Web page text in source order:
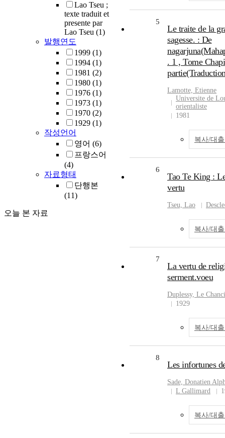
Lao Tseu ;
texte traduit et
presente par
Lao Tseu (1)
발행연도
1999 (1)
1994 (1)
1981 (2)
1980 (1)
1976 (1)
1973 (1)
1970 (2)
1929 (1)
작성언어
영어 (6)
프랑스어
(4)
자료형태
단행본
(11)
오늘 본 자료
5
Le traite de la
sagesse. : De
. 1 , Tome
Lamotte, Etienne
Universite de
orientaliste
1981
복사/대
6
Tao Te King :
vertu
Tseu, Lao
복사/대
7
La vertu de
serment.voeu
Duplessy, Le
1929
복사/대
8
Les infortunes
Sade, Donatien
L Gallimard
복사/대